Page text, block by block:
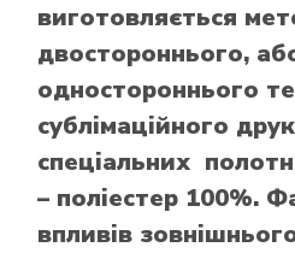
виготовляється
двостороннього,
одностороннього
сублімаційного
спеціальних
– поліестер 100%.
впливів